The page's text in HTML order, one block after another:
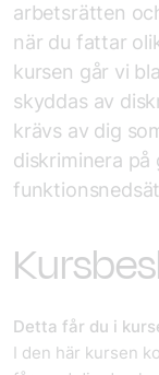
arbetsrätten
när du fattar
kursen går vi
skyddas av
krävs av dig
diskriminera
Detta får du i
I den här kursen